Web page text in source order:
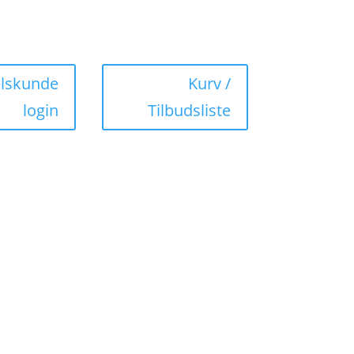
login
Kurv /
Tilbudsliste